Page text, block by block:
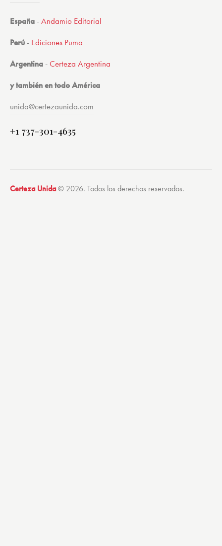
España -Andamio Editorial
Perú - Ediciones Puma
Argentina -Certeza Argentina
y también en todo América
unida@certezaunida.com
+1 737-301-4635
Certeza Unida© 2026. Todos los derechos reservados.